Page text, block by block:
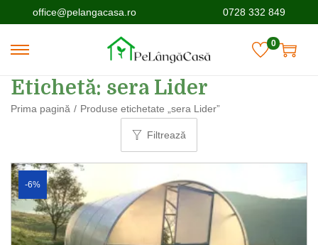
office@pelangacasa.ro 0728 332 849
0
Etichetă: sera Lider
Prima pagină / Produse etichetate „sera Lider”
Filtrează
-6%